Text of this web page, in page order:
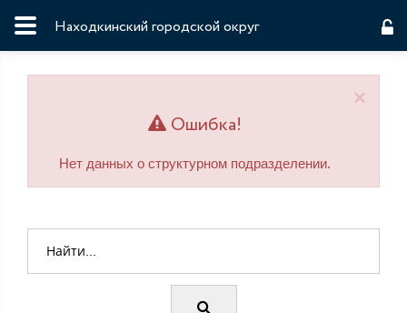
Находкинский городской округ
×
Ошибка!
Нет данных о структурном подразделении.